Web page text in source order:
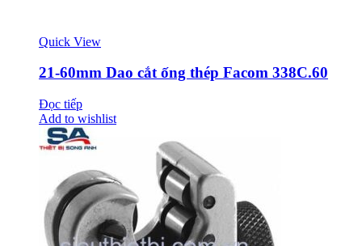
Quick View
21-60mm Dao cắt ống thép Facom 338C.60
Đọc tiếp
Add to wishlist